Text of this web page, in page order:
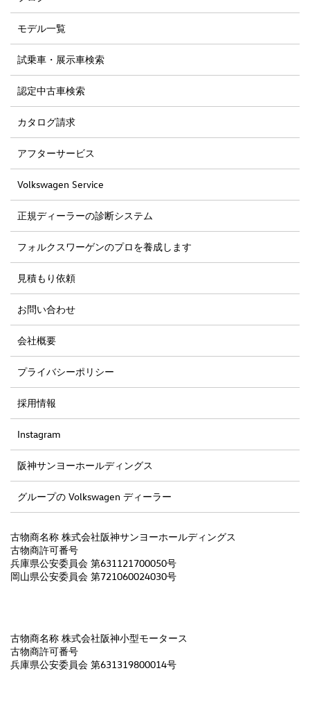
モデル一覧
試乗車・展示車検索
認定中古車検索
カタログ請求
アフターサービス
Volkswagen Service
正規ディーラーの診断システム
フォルクスワーゲンのプロを養成します
見積もり依頼
お問い合わせ
会社概要
プライバシーポリシー
採用情報
Instagram
阪神サンヨーホールディングス
グループの Volkswagen ディーラー
古物商名称 株式会社阪神サンヨーホールディングス
古物商許可番号
兵庫県公安委員会 第631121700050号
岡山県公安委員会 第721060024030号
古物商名称 株式会社阪神小型モータース
古物商許可番号
兵庫県公安委員会 第631319800014号